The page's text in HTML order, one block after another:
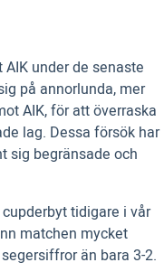
under de senaste
på annorlunda, mer
AIK, för att överraska
lag. Dessa försök har
sig begränsade och
tidigare i vår
matchen mycket
än bara 3-2.